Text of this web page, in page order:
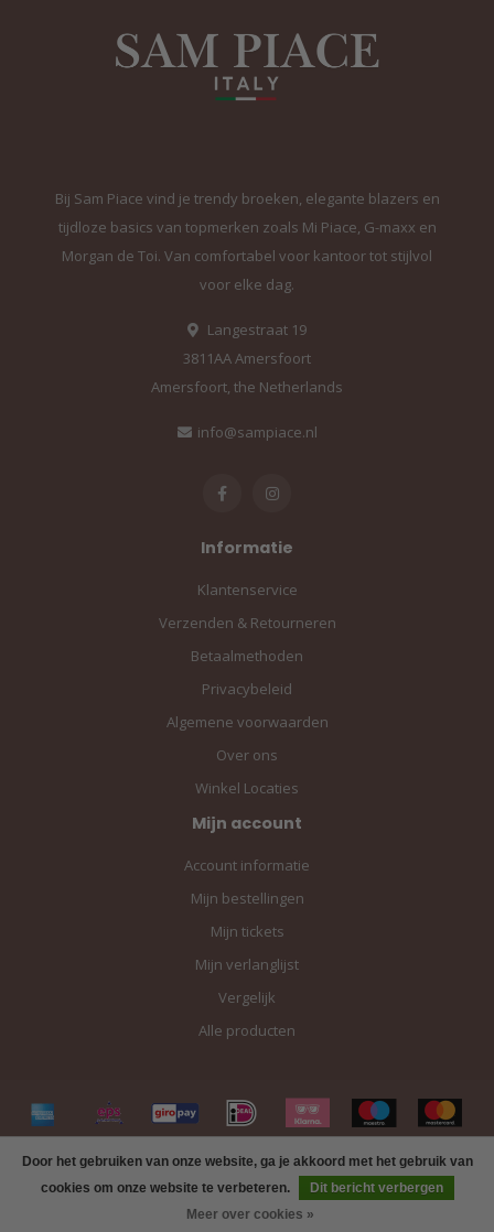
Door het gebruiken van onze website, ga je akkoord met het gebruik van
cookies om onze website te verbeteren.
Dit bericht verbergen
Meer over cookies »
Bij Sam Piace vind je trendy broeken, elegante blazers en
tijdloze basics van topmerken zoals Mi Piace, G-maxx en
Morgan de Toi. Van comfortabel voor kantoor tot stijlvol
voor elke dag.
Langestraat 19
3811AA Amersfoort
Amersfoort, the Netherlands
info@sampiace.nl
Informatie
Klantenservice
Verzenden & Retourneren
Betaalmethoden
Privacybeleid
Algemene voorwaarden
Over ons
Winkel Locaties
Mijn account
Account informatie
Mijn bestellingen
Mijn tickets
Mijn verlanglijst
Vergelijk
Alle producten